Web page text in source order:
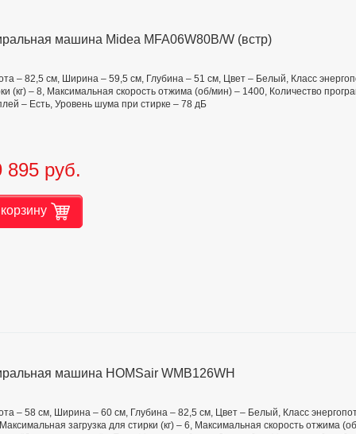
машина Midea MFA06W80B/W (встр)
– 82,5 см, Ширина – 59,5 см, Глубина – 51 см, Цвет – Белый, Класс
(кг) – 8, Максимальная скорость отжима (об/мин) – 1400, Количество
– Есть, Уровень шума при стирке – 78 дБ
895 руб.
машина HOMSair WMB126WH
– 58 см, Ширина – 60 см, Глубина – 82,5 см, Цвет – Белый, Класс
загрузка для стирки (кг) – 6, Максимальная скорость отжима